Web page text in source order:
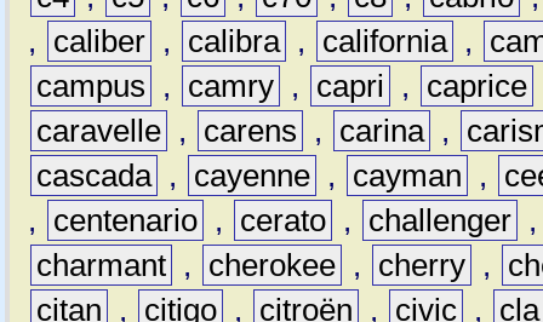
,
caliber , calibra , california ,
campus
, camry , capri , caprice
caravelle , carens , carina ,
cascada , cayenne , cayman ,
,
centenario , cerato , challenger
charmant , cherokee , cherry ,
citan
, citigo , citroën , civic ,
cla